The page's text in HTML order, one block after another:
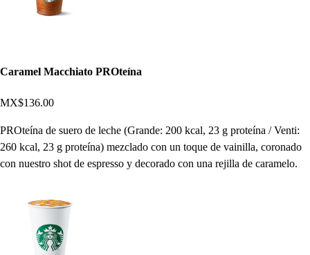
Caramel Macchiato PROteína
MX$136.00
PROteína de suero de leche (Grande: 200 kcal, 23 g proteína / Venti:
260 kcal, 23 g proteína) mezclado con un toque de vainilla, coronado
con nuestro shot de espresso y decorado con una rejilla de caramelo.